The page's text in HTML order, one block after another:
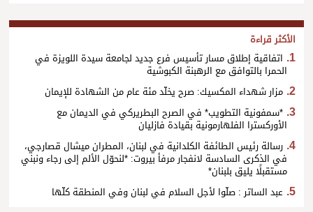
الأكثر قراءة
اتفاقية إطلاق مسار تأسيس فرع جديد لجامعة سيدة اللويزة في
الحمرا بالتوافق مع الرهبنة الكبوشية
مزار شهداء المكسيك: صرح يخلّد مئة عام من الشهادة للإيمان
*سمفونية التطويب* في الصرح البطريركي في الديمان مع
الأوركسترا الفلهارمونية بقيادة فازليان
رسالة رئيس الطائفة الكلدانية في لبنان، المطران ميشال قصارجي،
في الذكرى السادسة لانفجار مرفأ بيروت: *لنحوّل الألم إلى رجاء ونبني
مستقبلًا يليق بلبنان*
عبد الساتر : صلّوا لأجل السلام في لبنان وفي المنطقة كلّها